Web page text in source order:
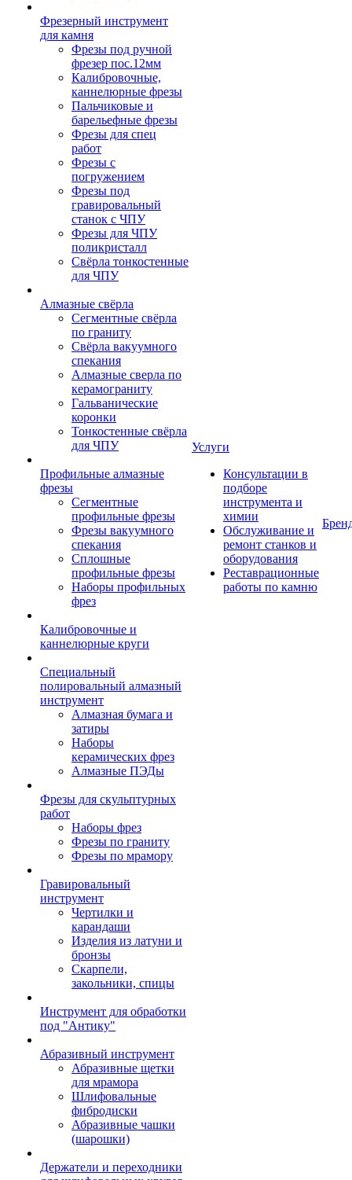
Фрезерный инструмент
для камня
Фрезы под ручной
фрезер пос.12мм
Калибровочные,
каннелюрные фрезы
Пальчиковые и
барельефные фрезы
Фрезы для спец
работ
Фрезы с
погружением
Фрезы под
гравировальный
станок с ЧПУ
Фрезы для ЧПУ
поликристалл
Свёрла тонкостенные
для ЧПУ
Алмазные свёрла
Сегментные свёрла
по граниту
Свёрла вакуумного
спекания
Алмазные сверла по
керамограниту
Гальванические
коронки
Тонкостенные свёрла
для ЧПУ
Профильные алмазные
фрезы
Сегментные
профильные фрезы
Фрезы вакуумного
спекания
Сплошные
профильные фрезы
Наборы профильных
фрез
Калибровочные и
каннелюрные круги
Специальный
полировальный алмазный
инструмент
Алмазная бумага и
затиры
Наборы
керамических фрез
Алмазные ПЭДы
Фрезы для скульптурных
работ
Наборы фрез
Фрезы по граниту
Фрезы по мрамору
Гравировальный
инструмент
Чертилки и
карандаши
Изделия из латуни и
бронзы
Скарпели,
закольники, спицы
Инструмент для обработки
под "Антику"
Абразивный инструмент
Абразивные щетки
для мрамора
Шлифовальные
фибродиски
Абразивные чашки
(шарошки)
Держатели и переходники
Услуги
Консультации в
подборе
инструмента и
химии
Обслуживание и
ремонт станков и
оборудования
Реставрационные
работы по камню